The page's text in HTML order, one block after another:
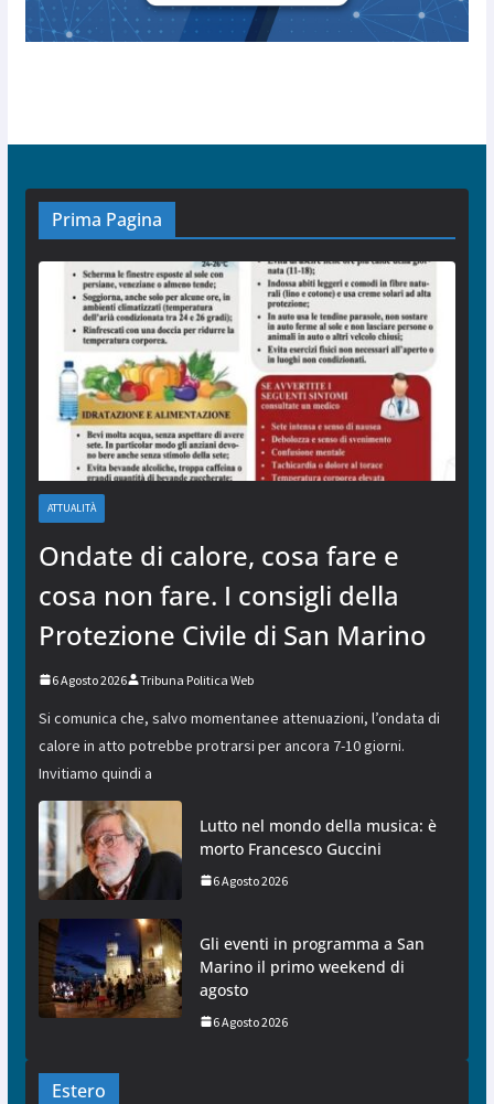
Prima Pagina
ATTUALITÀ
Ondate di calore, cosa fare e
cosa non fare. I consigli della
Protezione Civile di San Marino
6 Agosto 2026 Tribuna Politica Web
Si comunica che, salvo momentanee attenuazioni, l’ondata di
calore in atto potrebbe protrarsi per ancora 7-10 giorni.
Invitiamo quindi a
Lutto nel mondo della musica: è
morto Francesco Guccini
6 Agosto 2026
Gli eventi in programma a San
Marino il primo weekend di
agosto
6 Agosto 2026
Estero